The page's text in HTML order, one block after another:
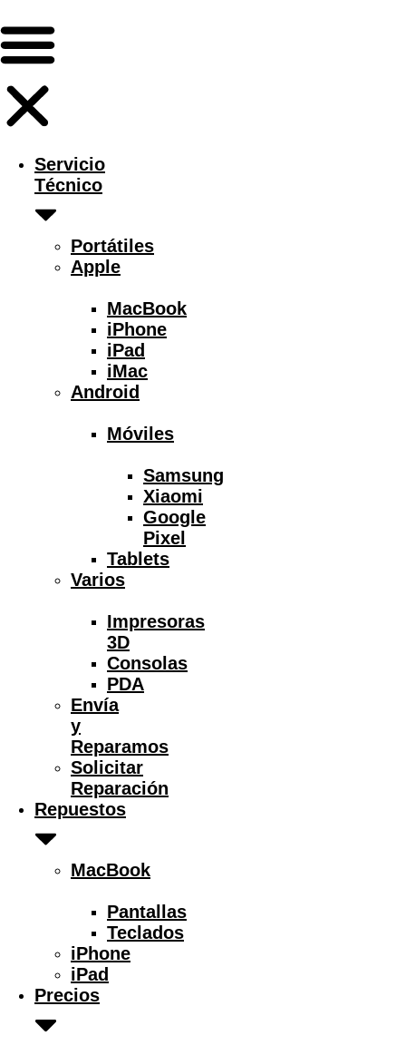
Servicio
Técnico
Portátiles
Apple
MacBook
iPhone
iPad
iMac
Android
Móviles
Samsung
Xiaomi
Google
Pixel
Tablets
Varios
Impresoras
3D
Consolas
PDA
Envía
y
Reparamos
Solicitar
Reparación
Repuestos
MacBook
Pantallas
Teclados
iPhone
iPad
Precios